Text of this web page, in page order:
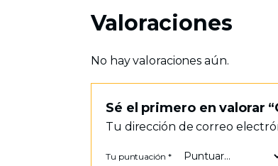
Valoraciones
No hay valoraciones aún.
Sé el primero en valorar
Tu dirección de correo
Tu puntuación *